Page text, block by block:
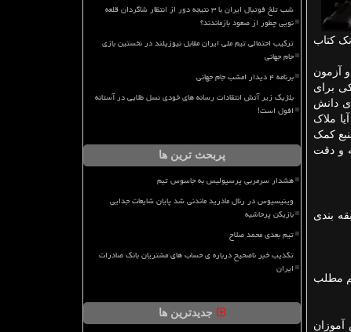
کتاب
آزمون
برای
دانش
ملاک
کمک
و دقت
بندی
مطلب
آموزان
شب تلخ فوتبال ایران با ۳ نتیجه دور از انتظار شاگردان قلعه
نویی چطور از صعود بازماندند؟
ترکیب احتمالی تیم ملی ایران مقابل نیوزیلند در نخستین بازی
جام جهانی
برنامه ۴ دیدار امشب جام جهانی
بلژیک زیر آتش انتقادات رسانه های خودی نسل طلایی در آستانه
افول است!
پربحث ترین ها
هشدار سرمربی پرسپولیس به جاسوس تیم
وینیسیوس در رئال مادرید ماندنی شد پایان شایعات جدایی
بازیکن پرحاشیه
تیم بعدی محمد صلاح
تکذیب خبر ناصحیح درباره ی حساب های مشتریان بانک صادرات
ایران
جدیدترین ها